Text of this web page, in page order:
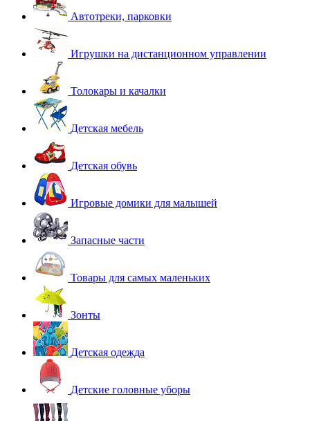
Автотреки, парковки
Игрушки на дистанционном управлении
Толокары и качалки
Детская мебель
Детская обувь
Игровые домики для малышей
Запасные части
Товары для самых маленьких
Зонты
Детская одежда
Детские головные уборы